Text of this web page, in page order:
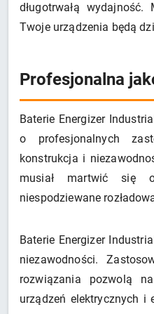
długotrwałą
Twoje urządzenia będą
Profesjonalna
Baterie Energizer
o profesjonalnych
konstrukcja i
musiał martwić się
niespodziewane
Baterie Energizer
niezawodności.
rozwiązania pozwolą
urządzeń elektrycznych i